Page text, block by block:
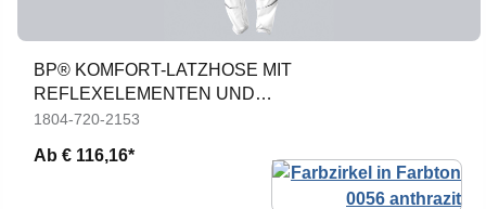
BP® KOMFORT-LATZHOSE MIT
REFLEXELEMENTEN UND
KNIEPOLSTERTASCHEN
1804-720-2153
Ab € 116,16*